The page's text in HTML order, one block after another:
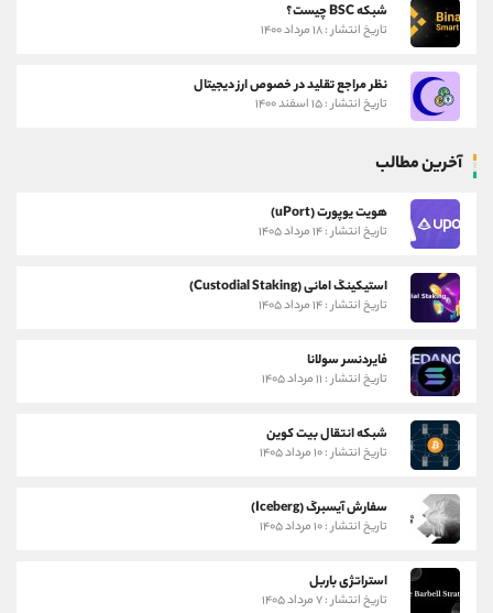
شبکه BSC چیست؟
تاریخ انتشار : ۱۸ مرداد ۱۴۰۰
نظر مراجع تقلید در خصوص ارز دیجیتال
تاریخ انتشار : ۱۵ اسفند ۱۴۰۰
آخرین مطالب
هویت یوپورت (uPort)
تاریخ انتشار : ۱۴ مرداد ۱۴۰۵
استیکینگ امانی (Custodial Staking)
تاریخ انتشار : ۱۴ مرداد ۱۴۰۵
فایردنسر سولانا
تاریخ انتشار : ۱۱ مرداد ۱۴۰۵
شبکه انتقال بیت کوین
تاریخ انتشار : ۱۰ مرداد ۱۴۰۵
سفارش آیسبرگ (Iceberg)
تاریخ انتشار : ۱۰ مرداد ۱۴۰۵
استراتژی باربل
تاریخ انتشار : ۷ مرداد ۱۴۰۵